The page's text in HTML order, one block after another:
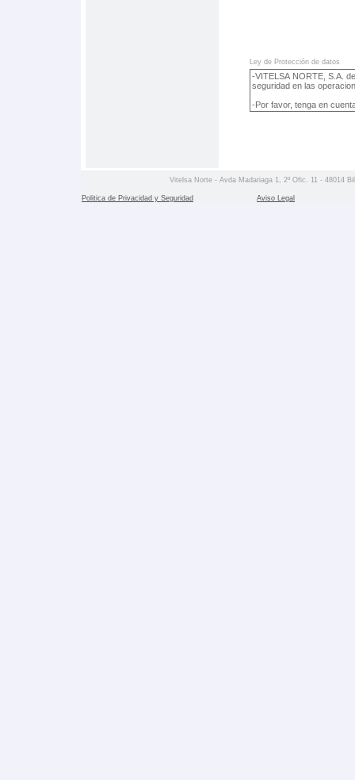
Ley de Protección de datos
Vitelsa Norte - Avda Madariaga 1, 2º Ofic. 11 - 48014
Politica de Privacidad y Seguridad Aviso Legal